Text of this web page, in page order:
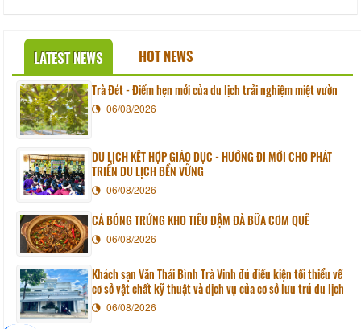
LATEST NEWS HOT NEWS
Trà Đét - Điểm hẹn mới của du lịch trải nghiệm miệt vườn
06/08/2026
DU LỊCH KẾT HỢP GIÁO DỤC - HƯỚNG ĐI MỚI CHO PHÁT
TRIỂN DU LỊCH BỀN VỮNG
06/08/2026
CÁ BÓNG TRỨNG KHO TIÊU ĐẬM ĐÀ BỮA CƠM QUÊ
06/08/2026
Khách sạn Văn Thái Bình Trà Vinh đủ điều kiện tối thiểu về
cơ sở vật chất kỹ thuật và dịch vụ của cơ sở lưu trú du lịch
06/08/2026